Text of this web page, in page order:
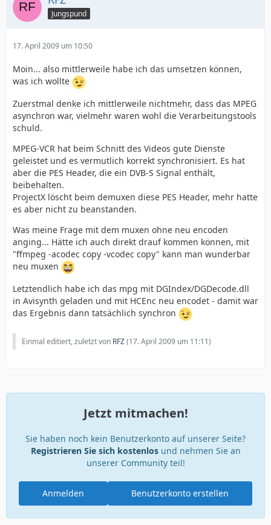
Jungspund
17. April 2009 um 10:50
Moin... also mittlerweile habe ich das umsetzen können,
was ich wollte
Zuerstmal denke ich mittlerweile nichtmehr, dass das MPEG
asynchron war, vielmehr waren wohl die Verarbeitungstools
schuld.
MPEG-VCR hat beim Schnitt des Videos gute Dienste
geleistet und es vermutlich korrekt synchronisiert. Es hat
aber die PES Header, die ein DVB-S Signal enthält,
beibehalten.
ProjectX löscht beim demuxen diese PES Header, mehr hatte
es aber nicht zu beanstanden.
Was meine Frage mit dem muxen ohne neu encoden
anging... Hätte ich auch direkt drauf kommen können, mit
"ffmpeg -acodec copy -vcodec copy" kann man wunderbar
neu muxen
Letztendlich habe ich das mpg mit DGIndex/DGDecode.dll
in Avisynth geladen und mit HCEnc neu encodet - damit war
das Ergebnis dann tatsächlich synchron
Einmal editiert, zuletzt von RFZ(17. April 2009 um 11:11)
Jetzt mitmachen!
Sie haben noch kein Benutzerkonto auf unserer Seite?
Registrieren Sie sich kostenlosund nehmen Sie an
unserer Community teil!
Benutzerkonto erstellen
Anmelden